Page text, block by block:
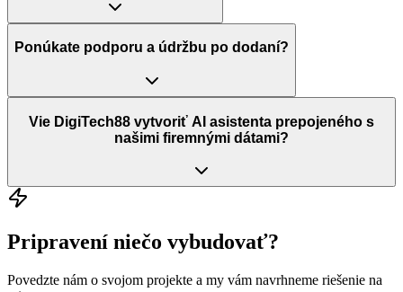
Ponúkate podporu a údržbu po dodaní?
Vie DigiTech88 vytvoriť AI asistenta prepojeného s
našimi firemnými dátami?
Pripravení niečo vybudovať?
Povedzte nám o svojom projekte a my vám navrhneme riešenie na